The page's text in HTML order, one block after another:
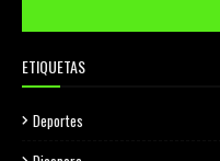
ETIQUETAS
Deportes